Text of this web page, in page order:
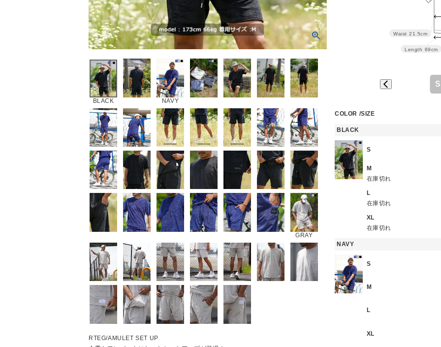
BLACK NAVY
GRAY
RTEG/AMULET SET UP
Length 69cm
Waist 21.5cm
S
COLOR SIZE
BLACK
S
M
在庫切れ
L
在庫切れ
XL
在庫切れ
NAVY
S
M
L
XL